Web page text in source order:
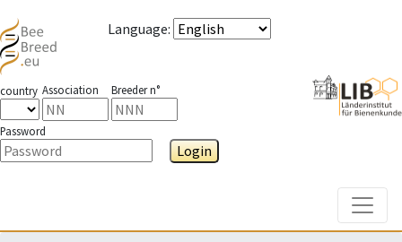
Language:
country Association Breeder n°
Password
Login